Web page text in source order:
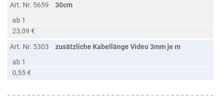
Art. Nr. 5659
30cm
ab 1
23,09 €
Art. Nr. 5303
zusätzliche Kabellänge Video 3mm je m
ab 1
0,55 €